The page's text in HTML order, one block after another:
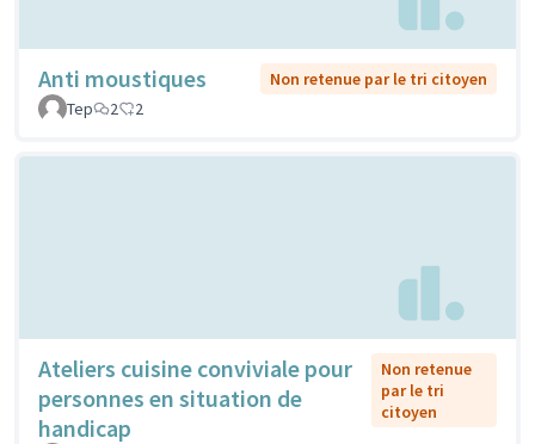
Anti moustiques
Non retenue par le tri citoyen
Tep
2 2
Ateliers cuisine conviviale pour
personnes en situation de
handicap
Non retenue
par le tri
citoyen